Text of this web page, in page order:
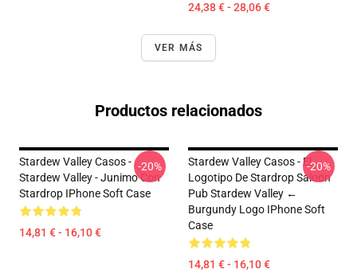
24,38 € - 28,06 €
VER MÁS
Productos relacionados
Stardew Valley Casos -
Stardew Valley - Junimo Con
Stardrop IPhone Soft Case
14,81 € - 16,10 €
-20%
Stardew Valley Casos - El
Logotipo De Stardrop Saloon
Pub Stardew Valley ←
Burgundy Logo IPhone Soft
Case
14,81 € - 16,10 €
-20%